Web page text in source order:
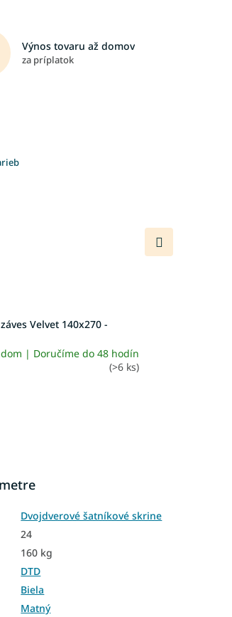
Výnos tovaru až domov
za príplatok
Velvet 140x270 -
| Doručíme do 48 hodín
(>6 ks)
Ďalší
produkt
Dvojdverové šatníkové skrine
24
160 kg
DTD
Biela
Matný